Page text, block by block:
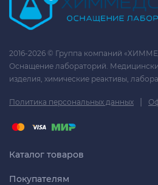
2016-2026 © Группа компаний
Оснащение лабораторий.
изделия, химические реактивы,
Политика персональных данных |
Каталог товаров
Покупателям